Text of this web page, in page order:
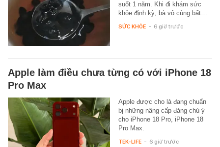
suốt 1 năm. Khi đi khám sức
khỏe định kỳ, bà vô cùng bất…
SỨC KHỎE - 6 giờ trước
Apple làm điều chưa từng có với iPhone 18
Pro Max
Apple được cho là đang chuẩn
bị những nâng cấp đáng chú ý
cho iPhone 18 Pro, iPhone 18
Pro Max.
TEK-LIFE - 6 giờ trước